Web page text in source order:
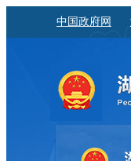
中国政府网